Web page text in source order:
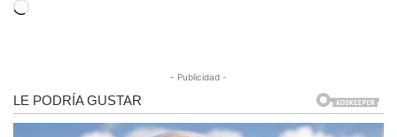
Cargando...
- Publicidad -